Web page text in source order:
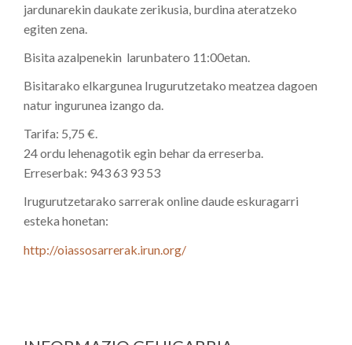
jardunarekin daukate zerikusia, burdina ateratzeko
egiten zena.
Bisita azalpenekin larunbatero 11:00etan.
Bisitarako elkargunea Irugurutzetako meatzea dagoen
natur ingurunea izango da.
Tarifa: 5,75 €.
24 ordu lehenagotik egin behar da erreserba.
Erreserbak: 943 63 93 53
Irugurutzetarako sarrerak online daude eskuragarri
esteka honetan:
http://oiassosarrerak.irun.org/